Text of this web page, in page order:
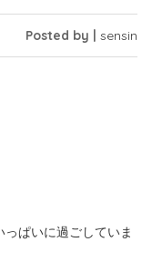
Posted by | sensin
ぱいに過ごしていま